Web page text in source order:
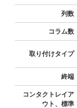
列数
コラム数
取り付けタイプ
終端
コンタクトレイア
ウト、標準